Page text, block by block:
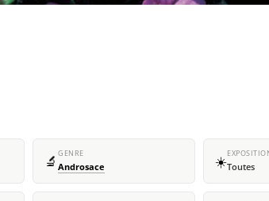
🔬 GENRE
Androsace ☀️Toutes